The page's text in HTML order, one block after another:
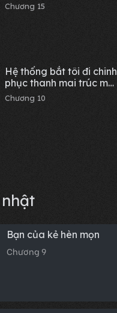
Chương 15
Hệ thống bắt tôi đi chinh
phục thanh mai trúc mã,
tôi vừa khóc vừa thú
nhận, anh ấy bóp nát
Chương 10
Bạn của kẻ hèn mọn
Chương 9